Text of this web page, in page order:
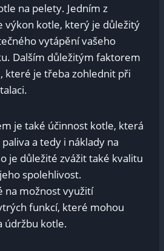
na pelety. Jedním z
výkon kotle, který je důležitý
vytápění vašeho
Dalším důležitým faktorem
které je třeba zohlednit při
je také účinnost kotle, která
a tedy i náklady na
je důležité zvážit také kvalitu
spolehlivost.
na možnost využití
funkcí, které mohou
údržbu kotle.